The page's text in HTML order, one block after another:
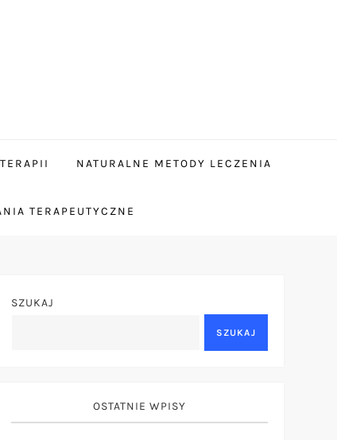
NATURALNE METODY LECZENIA
TERAPEUTYCZNE
SZUKAJ
SZUKAJ
OSTATNIE WPISY